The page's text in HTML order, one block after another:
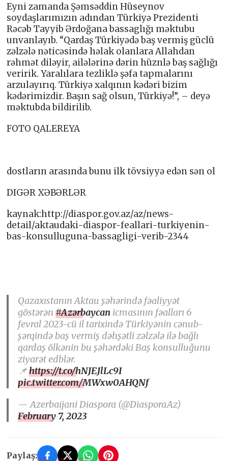
Eyni zamanda Şəmsəddin Hüseynov
soydaşlarımızın adından Türkiyə Prezidenti
Rəcəb Tayyib Ərdoğana bassaglığı məktubu
unvanlayıb. “Qardaş Türkiyədə baş vermiş güclü
zəlzələ nəticəsində həlak olanlara Allahdan
rəhmət diləyir, ailələrinə dərin hüznlə baş sağlığı
veririk. Yaralılara tezliklə şəfa tapmalarını
arzulayırıq. Türkiyə xalqının kədəri bizim
kədərimizdir. Başın sağ olsun, Türkiyə!”, – deyə
məktubda bildirilib.
FOTO QALEREYA
dostların arasında bunu ilk tövsiyyə edən sən ol
DIGƏR XƏBƏRLƏR
kaynak:http://diaspor.gov.az/az/news-
detail/aktaudaki-diaspor-feallari-turkiyenin-
bas-konsulluguna-bassagligi-verib-2344
Qazaxıstanın Aktau şəhərində fəaliyyət
göstərən#Azərbaycan icmasının fəalları 6
fevral 2023-cü il tarixində Türkiyənin cənub-
şərqində baş vermiş dəhşətli zəlzələ ilə bağlı
qardaş ölkənin bu şəhərdəki Baş konsulluğunu
ziyarət edblər.
📌https://t.co/hNJEJlLc9I
pic.twitter.com/MWxw0AHQNf
— Azerbaijani Diaspora (@DiasporaAz)
February 7, 2023
Paylaş: